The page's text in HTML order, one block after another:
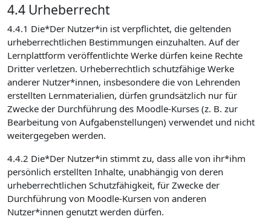
4.4 Urheberrecht
4.4.1 Die*Der Nutzer*in ist verpflichtet, die geltenden
urheberrechtlichen Bestimmungen einzuhalten. Auf der
Lernplattform veröffentlichte Werke dürfen keine Rechte
Dritter verletzen. Urheberrechtlich schutzfähige Werke
anderer Nutzer*innen, insbesondere die von Lehrenden
erstellten Lernmaterialien, dürfen grundsätzlich nur für
Zwecke der Durchführung des Moodle-Kurses (z. B. zur
Bearbeitung von Aufgabenstellungen) verwendet und nicht
weitergegeben werden.
4.4.2 Die*Der Nutzer*in stimmt zu, dass alle von ihr*ihm
persönlich erstellten Inhalte, unabhängig von deren
urheberrechtlichen Schutzfähigkeit, für Zwecke der
Durchführung von Moodle-Kursen von anderen
Nutzer*innen genutzt werden dürfen.